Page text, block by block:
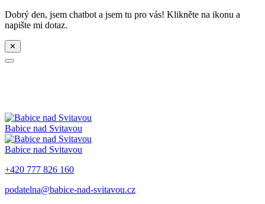
Dobrý den, jsem chatbot a jsem tu pro vás! Klikněte na ikonu a
napište mi dotaz.
✕
Babice nad Svitavou
Babice nad Svitavou
+420 777 826 160
podatelna@babice-nad-svitavou.cz